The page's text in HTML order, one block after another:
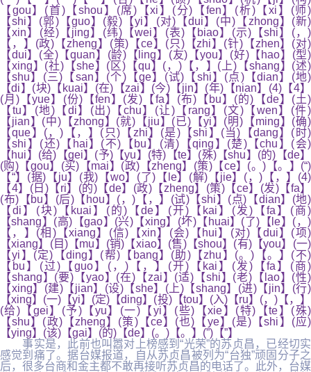
【gou】(首)【shou】(席)【xi】(分)【fen】(析)【xi】(师)
【shi】(郭)【guo】(毅)【yi】(对)【dui】(中)【zhong】(新)
【xin】(经)【jing】(纬)【wei】(表)【biao】(示)【shi】(，)
【，】(政)【zheng】(策)【ce】(只)【zhi】(针)【zhen】(对)
【dui】(全)【quan】(龄)【ling】(友)【you】(好)【hao】(型)
【xing】(社)【she】(区)【qu】(，)【，】(上)【shang】(述)
【shu】(三)【san】(个)【ge】(试)【shi】(点)【dian】(地)
【di】(块)【kuai】(在)【zai】(今)【jin】(年)【nian】(4)【4】
(月)【yue】(份)【fen】(发)【fa】(布)【bu】(的)【de】(土)
【tu】(地)【di】(出)【chu】(让)【rang】(文)【wen】(件)
【jian】(中)【zhong】(就)【jiu】(已)【yi】(明)【ming】(确)
【que】(，)【，】(只)【zhi】(是)【shi】(当)【dang】(时)
【shi】(还)【hai】(不)【bu】(清)【qing】(楚)【chu】(会)
【hui】(给)【gei】(予)【yu】(特)【te】(殊)【shu】(的)【de】
(购)【gou】(买)【mai】(政)【zheng】(策)【ce】(。)【。】(“)
【“】(据)【ju】(我)【wo】(了)【le】(解)【jie】(，)【，】(4)
【4】(日)【ri】(的)【de】(政)【zheng】(策)【ce】(发)【fa】
(布)【bu】(后)【hou】(，)【，】(试)【shi】(点)【dian】(地)
【di】(块)【kuai】(的)【de】(开)【kai】(发)【fa】(商)
【shang】(高)【gao】(兴)【xing】(坏)【huai】(了)【le】(，)
【，】(相)【xiang】(信)【xin】(会)【hui】(对)【dui】(项)
【xiang】(目)【mu】(销)【xiao】(售)【shou】(有)【you】(一)
【yi】(定)【ding】(帮)【bang】(助)【zhu】(。)【。】(不)
【bu】(过)【guo】(，)【，】(开)【kai】(发)【fa】(商)
【shang】(要)【yao】(在)【zai】(适)【shi】(老)【lao】(性)
【xing】(建)【jian】(设)【she】(上)【shang】(进)【jin】(行)
【xing】(一)【yi】(定)【ding】(投)【tou】(入)【ru】(，)【，】
(给)【gei】(予)【yu】(一)【yi】(些)【xie】(特)【te】(殊)
【shu】(政)【zheng】(策)【ce】(也)【ye】(是)【shi】(应)
【ying】(该)【gai】(的)【de】(。)【。】(”)【”】
事实是，此前也叫嚣对上榜感到“光荣”的苏贞昌，已经切实
感觉到痛了。据台媒报道，自从苏贞昌被列为“台独”顽固分子之
后，很多台商和金主都不敢再接听苏贞昌的电话了。此外，台媒